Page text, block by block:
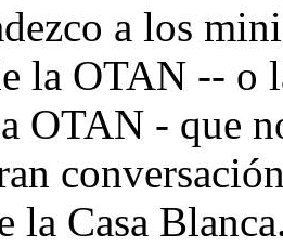
a los
la OTAN -- o
OTAN - que
la Casa